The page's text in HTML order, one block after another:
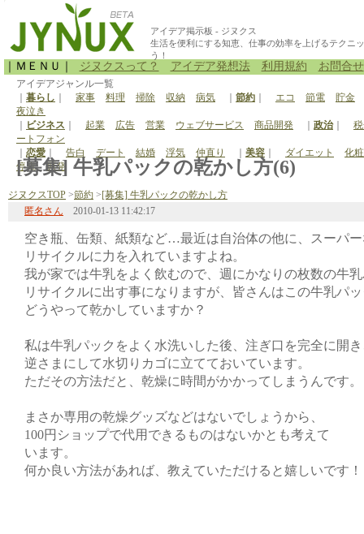
アイデア掲示板 - ジヌクス
生活を便利にする知恵、仕事の効率を上げるテクニ
う！
｜ＭＥＮＵ｜ ジヌクスって？ アイデア発想法 利用規約 お問合せ
アイデアジャンル一覧
暮らし 家事 料理 掃除 収納 病気 節約 エコ 節電
貯金
夜泣き
ビジネス 起業 広告 営業 ウェブサービス 商品開発 政治｜
ートフォン
恋愛 告白 デート 結婚 浮気 仲直り 美容 ダイエット
化
停電
原発
[募集] 牛乳パックの乾かし方(6)
ジヌクスTOP >節約 >[募集] 牛乳パックの乾かし方
匿名さん 2010-01-13 11:42:17
空き瓶、缶類、紙類など…最近は自治体の他に、スーパ
リサイクルに力を入れていますよね。
我が家では牛乳をよく飲むので、週にかなりの枚数の牛
リサイクルに出す事になりますが、皆さんはこの牛乳パ
どうやって乾かしていますか？
私は牛乳パックをよく水洗いした後、注ぎ口を完全に開
逆さまにして水切りカゴに立てておいています。
ただその方法だと、乾燥に時間がかかってしまうんです。
まさか専用の乾燥グッズなどはないでしょうから、
100円ショップで代用できるものはないかとも考えて
います。
何か良い方法があれば、教えていただけると嬉しいです！